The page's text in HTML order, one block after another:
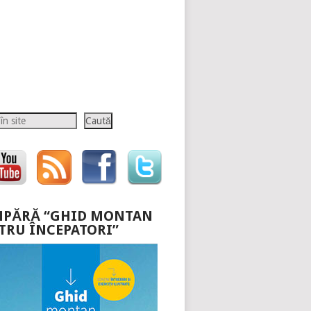
Caută
“GHID MONTAN
ÎNCEPATORI”